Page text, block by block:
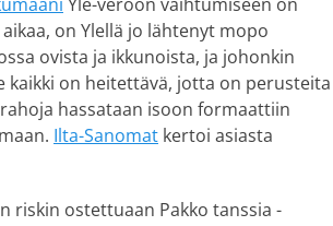
on Ylellä jo lähtenyt mopo
ovista ja ikkunoista, ja johonkin
kaikki on heitettävä, jotta on perusteita
hassataan isoon formaattiin
Ilta-Sanomat kertoi asiasta
riskin ostettuaan Pakko tanssia -